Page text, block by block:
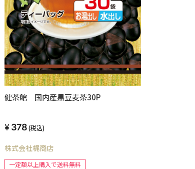
健茶館 国内産黒豆麦茶30P
378(税込)
株式会社梶商店
一定額以上購入で送料無料